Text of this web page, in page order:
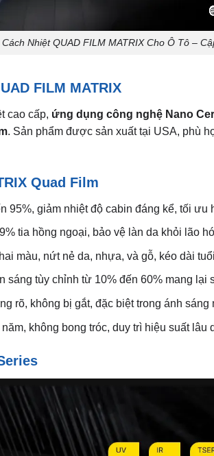
Nhiệt QUAD FILM MATRIX Cho Ô Tô –
FILM MATRIX
cao cấp, ứng dụng công nghệ Nano
. Sản phẩm được sản xuất tại USA, phù
Quad Film
95%, giảm nhiệt độ cabin đáng kể, tối ưu
tia hồng ngoại, bảo vệ làn da khỏi lão
màu, nứt nẻ da, nhựa, và gỗ, kéo dài
sáng tùy chỉnh từ 10% đến 60% mang lại
rõ, không bị gắt, đặc biệt trong ánh sáng
không bong tróc, duy trì hiệu suất lâu